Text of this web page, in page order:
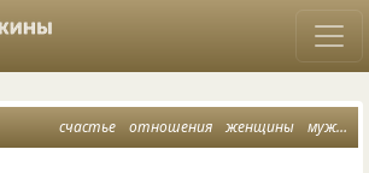
счастье отношения женщины мужчины